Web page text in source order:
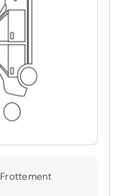
Frottement